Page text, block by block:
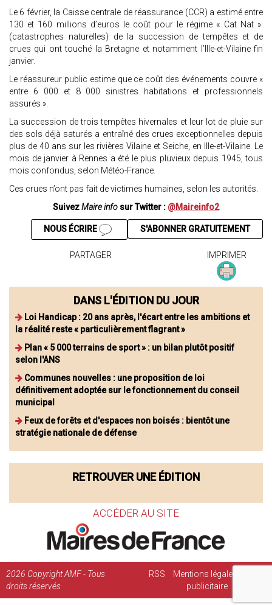
Le 6 février, la Caisse centrale de réassurance (CCR) a estimé entre
130 et 160 millions d’euros le coût pour le régime « Cat Nat »
(catastrophes naturelles) de la succession de tempêtes et de
crues qui ont touché la Bretagne et notamment l’Ille-et-Vilaine fin
janvier.
Le réassureur public estime que ce coût des événements couvre «
entre 6 000 et 8 000 sinistres habitations et professionnels
assurés ».
La succession de trois tempêtes hivernales et leur lot de pluie sur
des sols déjà saturés a entraîné des crues exceptionnelles depuis
plus de 40 ans sur les rivières Vilaine et Seiche, en Ille-et-Vilaine. Le
mois de janvier à Rennes a été le plus pluvieux depuis 1945, tous
mois confondus, selon Météo-France.
Ces crues n’ont pas fait de victimes humaines, selon les autorités.
SuivezMaire info sur Twitter : @Maireinfo2
S'ABONNER GRATUITEMENT
NOUS ÉCRIRE
PARTAGER IMPRIMER
DANS L'ÉDITION DU JOUR
Loi Handicap : 20 ans après, l'écart entre les ambitions et
la réalité reste « particulièrement flagrant »
Plan « 5 000 terrains de sport » : un bilan plutôt positif
selon l'ANS
Communes nouvelles : une proposition de loi
définitivement adoptée sur le fonctionnement du conseil
municipal
Feux de forêts et d'espaces non boisés : bientôt une
stratégie nationale de défense
RETROUVER UNE ÉDITION
ACCÉDER AU SITE
2026 Copyright AMF - Tous
droits réservés
RSS Mentions légales
publicitaire